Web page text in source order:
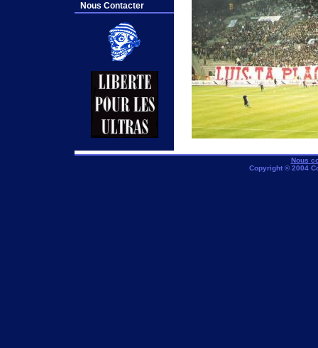
Nous Contacter
Nous
Copyright © 2004